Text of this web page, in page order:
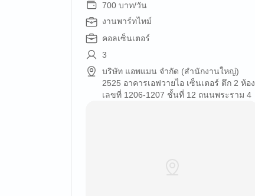
700 บาท/วัน
งานพาร์ทไทม์
คอลเซ็นเตอร์
3
บริษัท แอพแมน จำกัด (สำนักงานใหญ่)
2525 อาคารเอฟวายไอ เซ็นเตอร์ ตึก 2 ห้อง
เลขที่ 1206-1207 ชั้นที่ 12 ถนนพระราม 4